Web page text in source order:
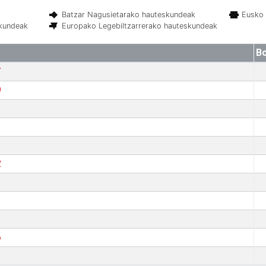
Batzar Nagusietarako hauteskundeak
Europako Legebiltzarrerako hauteskundeak